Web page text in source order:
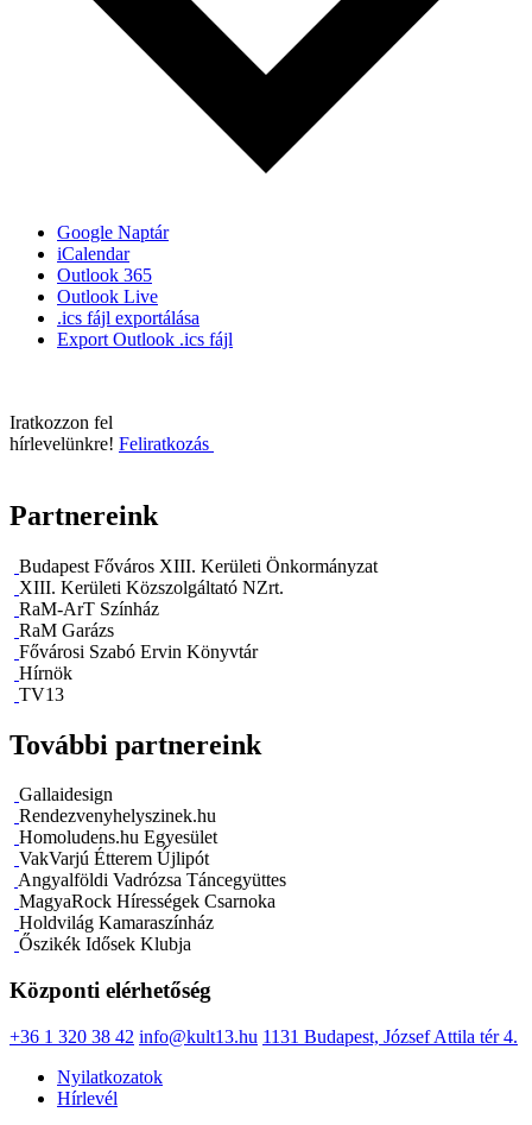
Google Naptár
iCalendar
Outlook 365
Outlook Live
.ics fájl exportálása
Export Outlook .ics fájl
Iratkozzon fel
hírlevelünkre! Feliratkozás
Partnereink
Budapest Főváros XIII. Kerületi Önkormányzat
XIII. Kerületi Közszolgáltató NZrt.
RaM-ArT Színház
RaM Garázs
Fővárosi Szabó Ervin Könyvtár
Hírnök
TV13
További partnereink
Gallaidesign
Rendezvenyhelyszinek.hu
Homoludens.hu Egyesület
VakVarjú Étterem Újlipót
Angyalföldi Vadrózsa Táncegyüttes
MagyaRock Hírességek Csarnoka
Holdvilág Kamaraszínház
Őszikék Idősek Klubja
Központi elérhetőség
+36 1 320 38 42 info@kult13.hu 1131 Budapest, József Attila tér 4.
Nyilatkozatok
Hírlevél